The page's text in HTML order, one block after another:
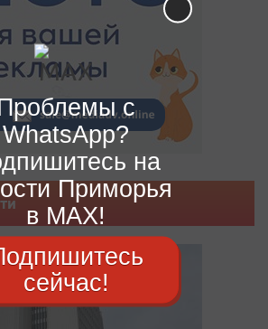
с
WhatsApp?
на
Приморья
в MAX!
сейчас!